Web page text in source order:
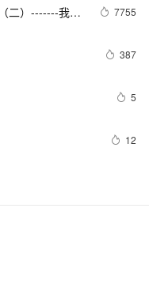
二）-------我的
7755
387
5
12
清理设置，自动清